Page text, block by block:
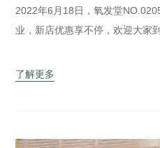
2022年6月18日，氧发堂
业，新店优惠享不停，欢迎大家
护、防脱健发、养生调理、居家
了解更多